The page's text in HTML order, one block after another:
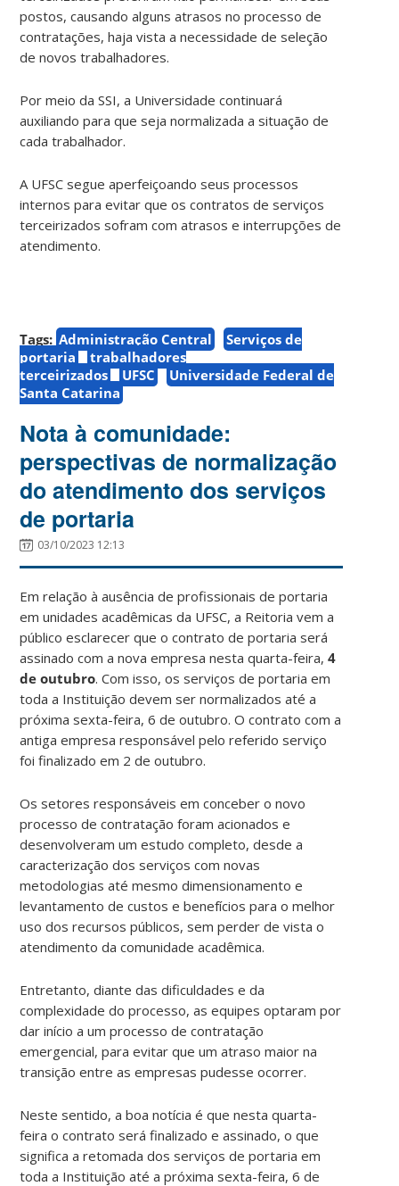
postos, causando alguns atrasos no processo de
contratações, haja vista a necessidade de seleção
de novos trabalhadores.
Por meio da SSI, a Universidade continuará
auxiliando para que seja normalizada a situação de
cada trabalhador.
A UFSC segue aperfeiçoando seus processos
internos para evitar que os contratos de serviços
terceirizados sofram com atrasos e interrupções de
atendimento.
Tags: Administração Central
Serviços de
portaria
trabalhadores
terceirizados
UFSC
Universidade Federal de
Santa Catarina
Nota à comunidade:
perspectivas de normalização
do atendimento dos serviços
de portaria
03/10/2023 12:13
Em relação à ausência de profissionais de portaria
em unidades acadêmicas da UFSC, a Reitoria vem a
público esclarecer que o contrato de portaria será
assinado com a nova empresa nesta quarta-feira,4
de outubro. Com isso, os serviços de portaria em
toda a Instituição devem ser normalizados até a
próxima sexta-feira, 6 de outubro. O contrato com a
antiga empresa responsável pelo referido serviço
foi finalizado em 2 de outubro.
Os setores responsáveis em conceber o novo
processo de contratação foram acionados e
desenvolveram um estudo completo, desde a
caracterização dos serviços com novas
metodologias até mesmo dimensionamento e
levantamento de custos e benefícios para o melhor
uso dos recursos públicos, sem perder de vista o
atendimento da comunidade acadêmica.
Entretanto, diante das dificuldades e da
complexidade do processo, as equipes optaram por
dar início a um processo de contratação
emergencial, para evitar que um atraso maior na
transição entre as empresas pudesse ocorrer.
Neste sentido, a boa notícia é que nesta quarta-
feira o contrato será finalizado e assinado, o que
significa a retomada dos serviços de portaria em
toda a Instituição até a próxima sexta-feira, 6 de